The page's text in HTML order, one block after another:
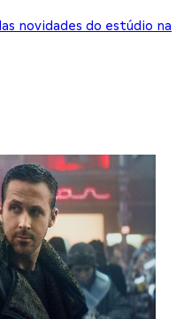
novidades do estúdio na